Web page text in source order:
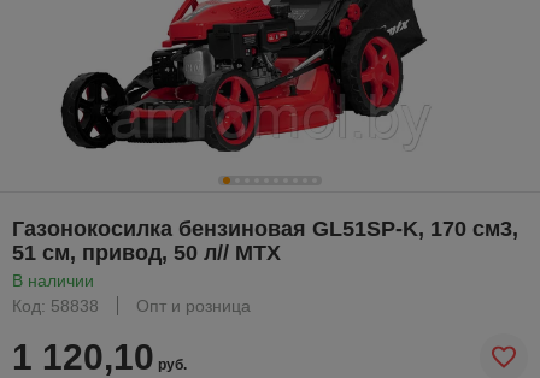
Газонокосилка бензиновая GL51SP-K, 170 см3,
51 см, привод, 50 л// MTX
В наличии
Код: 58838
Опт и розница
1 120,10 руб.